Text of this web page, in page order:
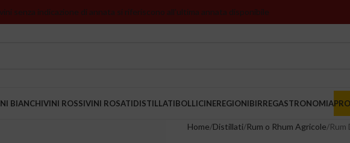
senza indicazione di annata si riferiscono all’ultima annata disponibile
BIANCHIVINI ROSSIVINI ROSATIDISTILLATIBOLLICINEREGIONIBIRREGASTRONOMIA
Home Distillati Rum o Rhum Agricole Rum